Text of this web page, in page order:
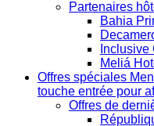
Partenaires
Bahia
Meliá
Offres spéciales
touche entrée pour
Offres de